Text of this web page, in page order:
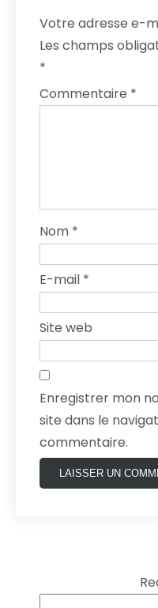
Votre adresse e-
Les champs
*
Commentaire *
Nom *
E-mail *
Site web
Enregistrer mon
site dans le
commentaire.